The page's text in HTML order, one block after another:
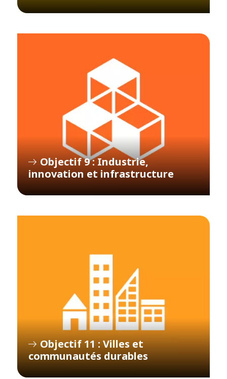
Objectif 9 : Industrie,
innovation et infrastructure
Objectif 11 : Villes et
communautés durables